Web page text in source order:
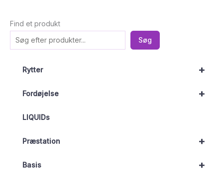
Find et produkt
Søg
+
Rytter
+
Fordøjelse
LIQUIDs
+
Præstation
+
Basis